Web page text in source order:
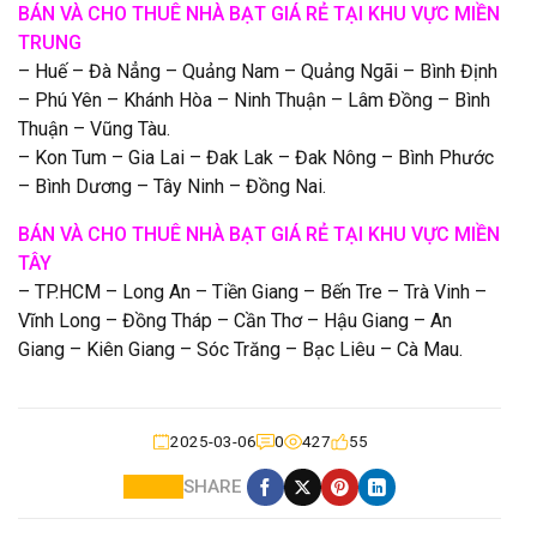
BÁN VÀ CHO THUÊ NHÀ BẠT GIÁ RẺ TẠI KHU VỰC MIỀN
TRUNG
– Huế – Đà Nẳng – Quảng Nam – Quảng Ngãi – Bình Định
– Phú Yên – Khánh Hòa – Ninh Thuận – Lâm Đồng – Bình
Thuận – Vũng Tàu.
– Kon Tum – Gia Lai – Đak Lak – Đak Nông – Bình Phước
– Bình Dương – Tây Ninh – Đồng Nai.
BÁN VÀ CHO THUÊ NHÀ BẠT GIÁ RẺ TẠI KHU VỰC MIỀN
TÂY
– TP.HCM – Long An – Tiền Giang – Bến Tre – Trà Vinh –
Vĩnh Long – Đồng Tháp – Cần Thơ – Hậu Giang – An
Giang – Kiên Giang – Sóc Trăng – Bạc Liêu – Cà Mau.
2025-03-06 0 427 55
SHARE